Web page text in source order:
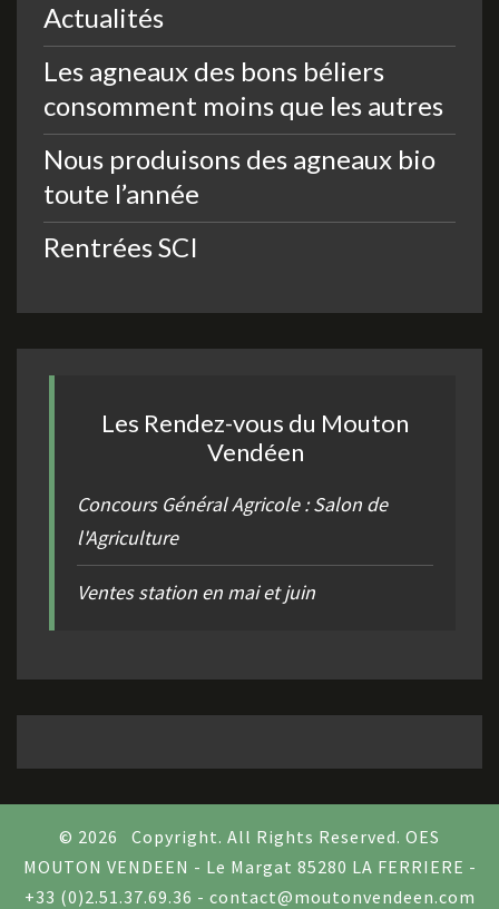
Actualités
Les agneaux des bons béliers
consomment moins que les autres
Nous produisons des agneaux bio
toute l’année
Rentrées SCI
Les Rendez-vous du Mouton
Vendéen
Concours Général Agricole : Salon de
l'Agriculture
Ventes station en mai et juin
© 2026
Copyright. All Rights Reserved. OES
MOUTON VENDEEN - Le Margat 85280 LA FERRIERE -
+33 (0)2.51.37.69.36 - contact@moutonvendeen.com